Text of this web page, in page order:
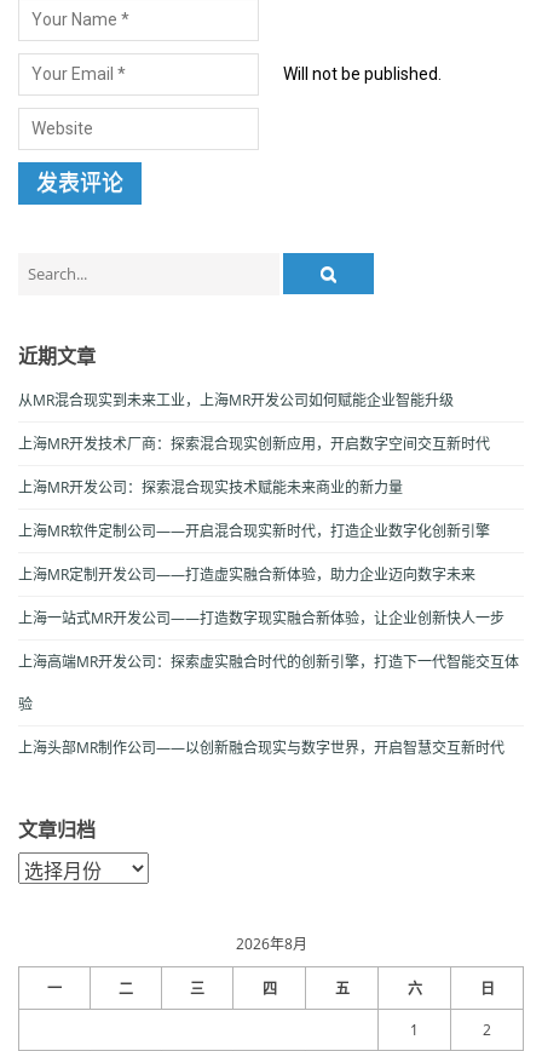
Will not be published.
for:
近期文章
从MR混合现实到未来工业，上海MR开发公司如何赋能企业智能升级
上海MR开发技术厂商：探索混合现实创新应用，开启数字空间交互新时代
上海MR开发公司：探索混合现实技术赋能未来商业的新力量
上海MR软件定制公司——开启混合现实新时代，打造企业数字化创新引擎
上海MR定制开发公司——打造虚实融合新体验，助力企业迈向数字未来
上海一站式MR开发公司——打造数字现实融合新体验，让企业创新快人一步
上海高端MR开发公司：探索虚实融合时代的创新引擎，打造下一代智能交互体
验
上海头部MR制作公司——以创新融合现实与数字世界，开启智慧交互新时代
文章归档
文
章
2026年8月
一 二 三 四 五 六 日
1 2